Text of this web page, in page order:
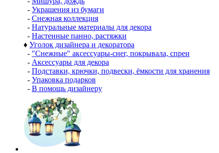
- Украшения из бумаги
- Снежная коллекция
- Натуральные материалы для декора
- Настенные панно, растяжки
♦ Уголок дизайнера и декоратора
- "Снежные" аксессуары-снег, покрывала, спреи
- Аксессуары для декора
- Подставки, крючки, подвески, ёмкости для хранения
- Упаковка подарков
- В помощь дизайнеру